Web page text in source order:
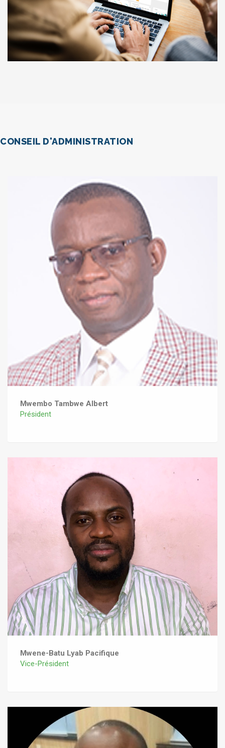
CONSEIL D'ADMINISTRATION
Mwembo Tambwe Albert
Président
Mwene-Batu Lyab Pacifique
Vice-Président